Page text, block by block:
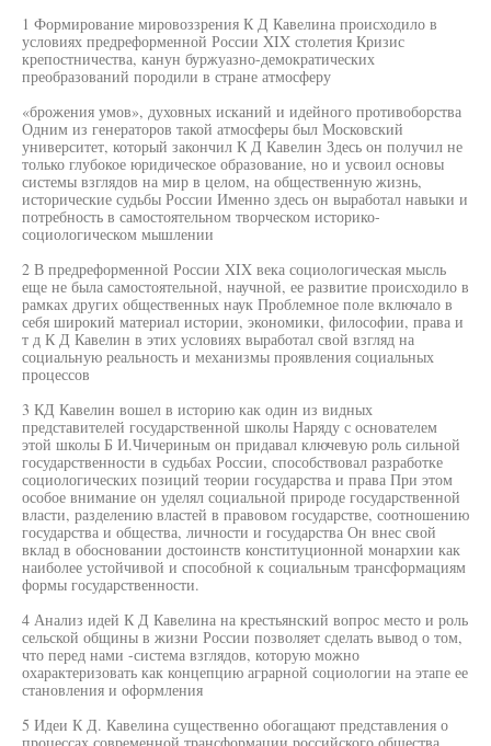
1 Формирование мировоззрения К Д Кавелина происходило в
условиях предреформенной России XIX столетия Кризис
крепостничества, канун буржуазно-демократических
преобразований породили в стране атмосферу
«брожения умов», духовных исканий и идейного противоборства
Одним из генераторов такой атмосферы был Московский
университет, который закончил К Д Кавелин Здесь он получил не
только глубокое юридическое образование, но и усвоил основы
системы взглядов на мир в целом, на общественную жизнь,
исторические судьбы России Именно здесь он выработал навыки и
потребность в самостоятельном творческом историко-
социологическом мышлении
2 В предреформенной России XIX века социологическая мысль
еще не была самостоятельной, научной, ее развитие происходило в
рамках других общественных наук Проблемное поле включало в
себя широкий материал истории, экономики, философии, права и
т д К Д Кавелин в этих условиях выработал свой взгляд на
социальную реальность и механизмы проявления социальных
процессов
3 КД Кавелин вошел в историю как один из видных
представителей государственной школы Наряду с основателем
этой школы Б И.Чичериным он придавал ключевую роль сильной
государственности в судьбах России, способствовал разработке
социологических позиций теории государства и права При этом
особое внимание он уделял социальной природе государственной
власти, разделению властей в правовом государстве, соотношению
государства и общества, личности и государства Он внес свой
вклад в обосновании достоинств конституционной монархии как
наиболее устойчивой и способной к социальным трансформациям
формы государственности.
4 Анализ идей К Д Кавелина на крестьянский вопрос место и роль
сельской общины в жизни России позволяет сделать вывод о том,
что перед нами -система взглядов, которую можно
охарактеризовать как концепцию аграрной социологии на этапе ее
становления и оформления
5 Идеи К Д. Кавелина существенно обогащают представления о